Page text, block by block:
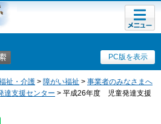
PC版を表示
メニュ
ー
祉・介護 > 障がい福祉 > 事業者のみなさまへ
達支援センター > 平成26年度 児童発達支援